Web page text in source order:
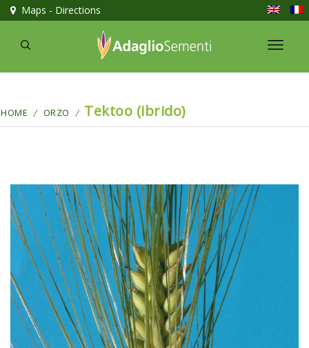
Maps - Directions
HOME / ORZO / Tektoo (ibrido)